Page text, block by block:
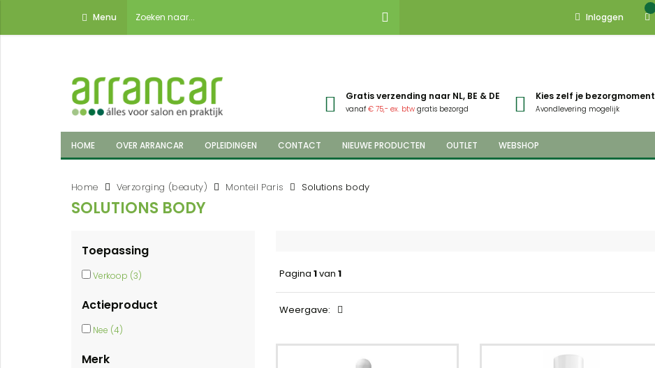
Menu Inloggen
Gratis verzending naar NL, BE & DE
vanaf€ 75,- ex. btw gratis bezorgd
Kies zelf je bezorgmoment
Avondlevering mogelijk
HOME OVER ARRANCAR OPLEIDINGEN CONTACT NIEUWE PRODUCTEN OUTLET WEBSHOP
Home Verzorging (beauty) Monteil Paris Solutions body
SOLUTIONS BODY
Toepassing
Verkoop (3)
Actieproduct
Nee (4)
Merk
Pagina 1van 1
Weergave: